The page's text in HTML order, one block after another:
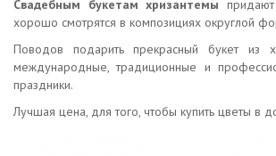
Свадебным букетам хризантемы
хорошо смотрятся в композициях округлой
Поводов подарить прекрасный букет из
международные, традиционные и
праздники.
Лучшая цена, для того, чтобы купить цветы в